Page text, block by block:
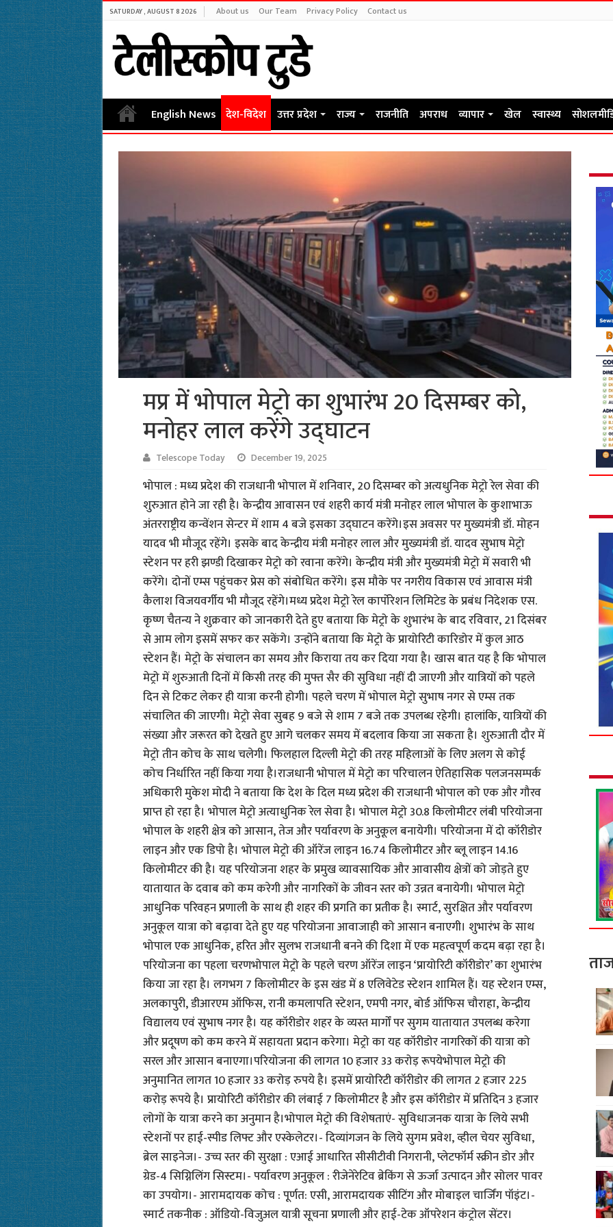
SATURDAY , AUGUST 8 2026 About us Our Team Privacy Policy Contact us
English News देश-विदेश उत्तर प्रदेश राज्य राजनीति अपराध व्यापार खेल स्वास्थ्य
मप्र में भोपाल मेट्रो का शुभारंभ 20 दिसम्बर को,
मनोहर लाल करेंगे उद्घाटन
Telescope Today December 19, 2025
भोपाल : मध्य प्रदेश की राजधानी भोपाल में शनिवार, 20 दिसम्बर को अत्यधुनिक मेट्रो रेल सेवा की
शुरुआत होने जा रही है। केन्द्रीय आवासन एवं शहरी कार्य मंत्री मनोहर लाल भोपाल के कुशाभाऊ
अंतरराष्ट्रीय कन्वेंशन सेन्टर में शाम 4 बजे इसका उद्घाटन करेंगे।इस अवसर पर मुख्यमंत्री डॉ. मोहन
यादव भी मौजूद रहेंगे। इसके बाद केन्द्रीय मंत्री मनोहर लाल और मुख्यमंत्री डॉ. यादव सुभाष मेट्रो
स्टेशन पर हरी झण्डी दिखाकर मेट्रो को रवाना करेंगे। केन्द्रीय मंत्री और मुख्यमंत्री मेट्रो में सवारी भी
करेंगे। दोनों एम्स पहुंचकर प्रेस को संबोधित करेंगे। इस मौके पर नगरीय विकास एवं आवास मंत्री
कैलाश विजयवर्गीय भी मौजूद रहेंगे।मध्य प्रदेश मेट्रो रेल कार्पोरेशन लिमिटेड के प्रबंध निदेशक एस.
कृष्ण चैतन्य ने शुक्रवार को जानकारी देते हुए बताया कि मेट्रो के शुभारंभ के बाद रविवार, 21 दिसंबर
से आम लोग इसमें सफर कर सकेंगे। उन्होंने बताया कि मेट्रो के प्रायोरिटी कारिडोर में कुल आठ
स्टेशन हैं। मेट्रो के संचालन का समय और किराया तय कर दिया गया है। खास बात यह है कि भोपाल
मेट्रो में शुरुआती दिनों में किसी तरह की मुफ्त सैर की सुविधा नहीं दी जाएगी और यात्रियों को पहले
दिन से टिकट लेकर ही यात्रा करनी होगी। पहले चरण में भोपाल मेट्रो सुभाष नगर से एम्स तक
संचालित की जाएगी। मेट्रो सेवा सुबह 9 बजे से शाम 7 बजे तक उपलब्ध रहेगी। हालांकि, यात्रियों की
संख्या और जरूरत को देखते हुए आगे चलकर समय में बदलाव किया जा सकता है। शुरुआती दौर में
मेट्रो तीन कोच के साथ चलेगी। फिलहाल दिल्ली मेट्रो की तरह महिलाओं के लिए अलग से कोई
कोच निर्धारित नहीं किया गया है।राजधानी भोपाल में मेट्रो का परिचालन ऐतिहासिक पलजनसम्पर्क
अधिकारी मुकेश मोदी ने बताया कि देश के दिल मध्य प्रदेश की राजधानी भोपाल को एक और गौरव
प्राप्त हो रहा है। भोपाल मेट्रो अत्याधुनिक रेल सेवा है। भोपाल मेट्रो 30.8 किलोमीटर लंबी परियोजना
भोपाल के शहरी क्षेत्र को आसान, तेज और पर्यावरण के अनुकूल बनायेगी। परियोजना में दो कॉरीडोर
लाइन और एक डिपो है। भोपाल मेट्रो की ऑरेंज लाइन 16.74 किलोमीटर और ब्लू लाइन 14.16
किलोमीटर की है। यह परियोजना शहर के प्रमुख व्यावसायिक और आवासीय क्षेत्रों को जोड़ते हुए
यातायात के दवाब को कम करेगी और नागरिकों के जीवन स्तर को उन्नत बनायेगी। भोपाल मेट्रो
आधुनिक परिवहन प्रणाली के साथ ही शहर की प्रगति का प्रतीक है। स्मार्ट, सुरक्षित और पर्यावरण
अनुकूल यात्रा को बढ़ावा देते हुए यह परियोजना आवाजाही को आसान बनाएगी। शुभारंभ के साथ
भोपाल एक आधुनिक, हरित और सुलभ राजधानी बनने की दिशा में एक महत्वपूर्ण कदम बढ़ा रहा है।
परियोजना का पहला चरणभोपाल मेट्रो के पहले चरण ऑरेंज लाइन ‘प्रायोरिटी कॉरीडोर’ का शुभारंभ
किया जा रहा है। लगभग 7 किलोमीटर के इस खंड में 8 एलिवेटेड स्टेशन शामिल हैं। यह स्टेशन एम्स,
अलकापुरी, डीआरएम ऑफिस, रानी कमलापति स्टेशन, एमपी नगर, बोर्ड ऑफिस चौराहा, केन्द्रीय
विद्यालय एवं सुभाष नगर है। यह कॉरीडोर शहर के व्यस्त मार्गों पर सुगम यातायात उपलब्ध करेगा
और प्रदूषण को कम करने में सहायता प्रदान करेगा। मेट्रो का यह कॉरीडोर नागरिकों की यात्रा को
सरल और आसान बनाएगा।परियोजना की लागत 10 हजार 33 करोड़ रूपयेभोपाल मेट्रो की
अनुमानित लागत 10 हजार 33 करोड़ रुपये है। इसमें प्रायोरिटी कॉरीडोर की लागत 2 हजार 225
करोड़ रूपये है। प्रायोरिटी कॉरीडोर की लंबाई 7 किलोमीटर है और इस कॉरीडोर में प्रतिदिन 3 हजार
लोगों के यात्रा करने का अनुमान है।भोपाल मेट्रो की विशेषताएं- सुविधाजनक यात्रा के लिये सभी
स्टेशनों पर हाई-स्पीड लिफ्ट और एस्केलेटर।- दिव्यांगजन के लिये सुगम प्रवेश, व्हील चेयर सुविधा,
ब्रेल साइनेज।- उच्च स्तर की सुरक्षा : एआई आधारित सीसीटीवी निगरानी, प्लेटफॉर्म स्क्रीन डोर और
ग्रेड-4 सिग्निलिंग सिस्टम।- पर्यावरण अनुकूल : रीजेनेरेटिव ब्रेकिंग से ऊर्जा उत्पादन और सोलर पावर
का उपयोग।- आरामदायक कोच : पूर्णत: एसी, आरामदायक सीटिंग और मोबाइल चार्जिंग पॉइंट।-
स्मार्ट तकनीक : ऑडियो-विजुअल यात्री सूचना प्रणाली और हाई-टेक ऑपरेशन कंट्रोल सेंटर।